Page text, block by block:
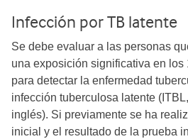
Infección por TB latente
Se debe evaluar a las personas
una exposición significativa en los
para detectar la enfermedad
infección tuberculosa latente
inglés). Si previamente se ha
inicial y el resultado de la prueba